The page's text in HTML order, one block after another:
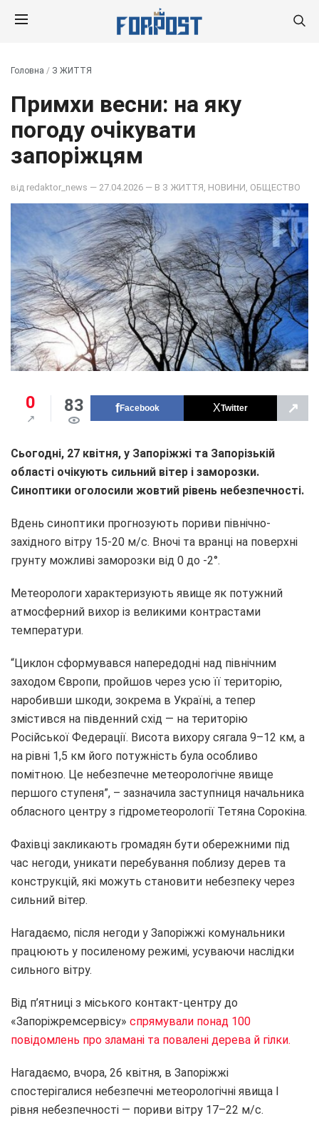
Головна / З ЖИТТЯ
Примхи весни: на яку
погоду очікувати
запоріжцям
від redaktor_news — 27.04.2026 — В З ЖИТТЯ НОВИНИ ОБЩЕСТВО
0 83 Facebook Twitter ↗
Сьогодні, 27 квітня, у Запоріжжі та Запорізькій
області очікують сильний вітер і заморозки.
Синоптики оголосили жовтий рівень небезпечності.
Вдень синоптики прогнозують пориви північно-
західного вітру 15-20 м/с. Вночі та вранці на поверхні
грунту можливі заморозки від 0 до -2°.
Метеорологи характеризують явище як потужний
атмосферний вихор із великими контрастами
температури.
“Циклон сформувався напередодні над північним
заходом Європи, пройшов через усю її територію,
наробивши шкоди, зокрема в Україні, а тепер
змістився на південний схід — на територію
Російської Федерації. Висота вихору сягала 9–12 км, а
на рівні 1,5 км його потужність була особливо
помітною. Це небезпечне метеорологічне явище
першого ступеня”, – зазначила заступниця начальника
обласного центру з гідрометеорології Тетяна Сорокіна.
Фахівці закликають громадян бути обережними під
час негоди, уникати перебування поблизу дерев та
конструкцій, які можуть становити небезпеку через
сильний вітер.
Нагадаємо, після негоди у Запоріжжі комунальники
працюють у посиленому режимі, усуваючи наслідки
сильного вітру.
Від п’ятниці з міського контакт-центру до
«Запоріжремсервісу» спрямували понад 100
повідомлень про зламані та повалені дерева й гілки.
Нагадаємо, вчора, 26 квітня, в Запоріжжі
спостерігалися небезпечні метеорологічні явища І
рівня небезпечності — пориви вітру 17–22 м/с.